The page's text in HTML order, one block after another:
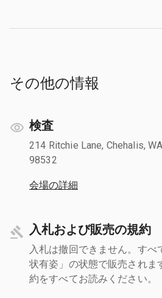
その他の情報
検査
214 Ritchie Lane, Chehalis,
98532
会場の詳細
入札および販売の規約
入札は撤回できません。すべ
状有姿」の状態で販売されま
約をすべてお読みください。